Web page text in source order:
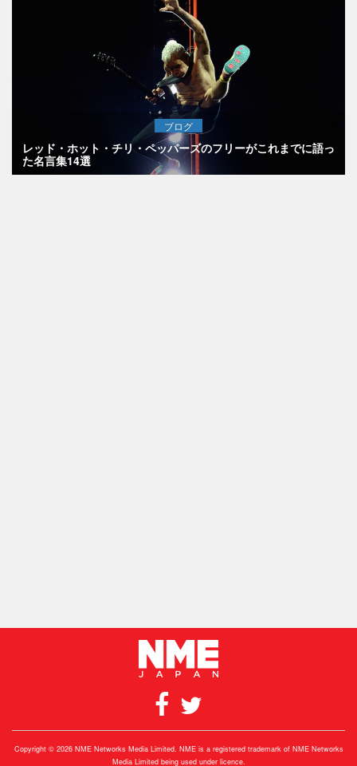
ブログ
レッド・ホット・チリ・ペッパーズのフリーがこれまでに語っ
た名言集14選
Copyright © 2026 NME Networks Media Limited. NME is a registered trademark of NME Networks
Media Limited being used under licence.